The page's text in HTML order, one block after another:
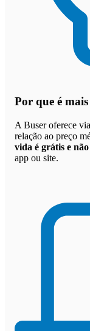
Por que é
A Buser oferece
relação ao preço
vida é grátis e
app ou site.